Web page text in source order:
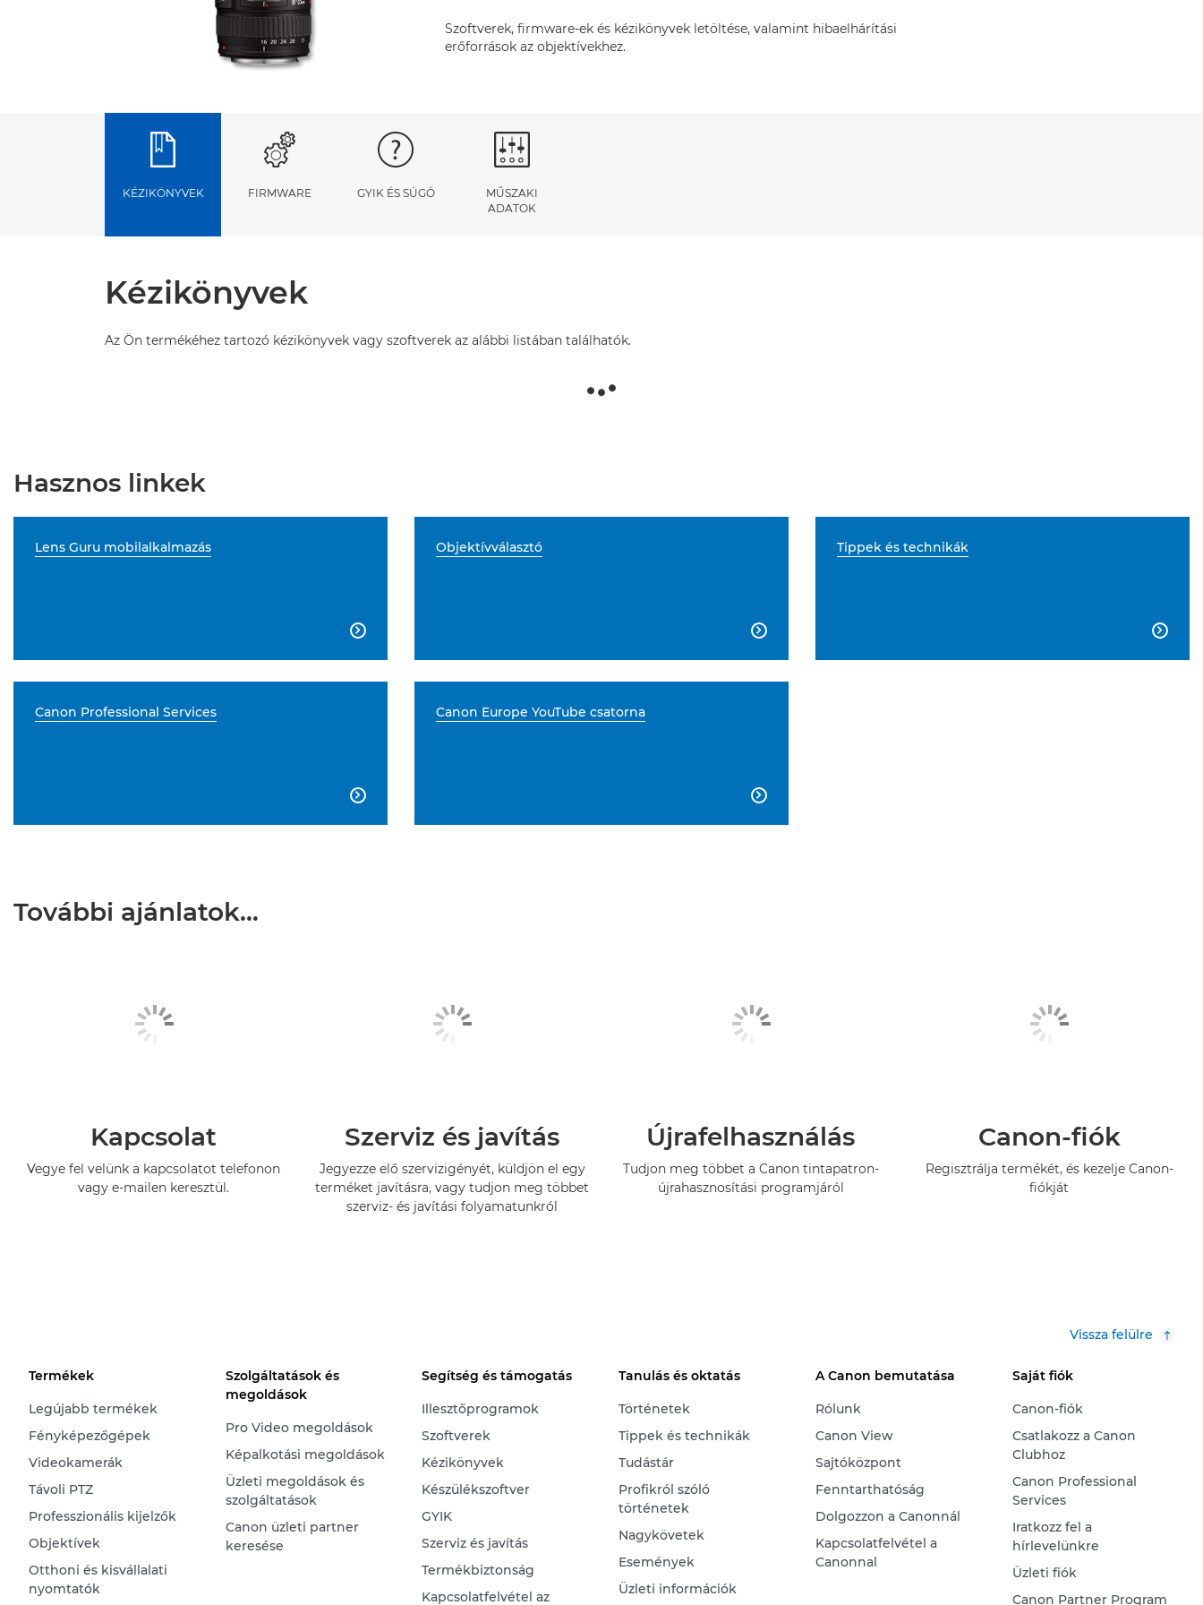
Szoftverek, firmware-ek és kézikönyvek letöltése, valamint hibaelhárítási
erőforrások az objektívekhez.
KÉZIKÖNYVEK FIRMWARE GYIK ÉS SÚGÓ
MŰSZAKI
ADATOK
Kézikönyvek
Az Ön termékéhez tartozó kézikönyvek vagy szoftverek az alábbi listában találhatók.
Hasznos linkek
Lens Guru mobilalkalmazás

Objektívválasztó

Tippek és technikák

Canon Professional Services

Canon Europe YouTube csatorna

További ajánlatok…
Kapcsolat
Vegye fel velünk a kapcsolatot telefonon
vagy e-mailen keresztül.
Szerviz és javítás
Jegyezze elő szervizigényét, küldjön el egy
terméket javításra, vagy tudjon meg többet
szerviz- és javítási folyamatunkról
Újrafelhasználás
Tudjon meg többet a Canon tintapatron-
újrahasznosítási programjáról
Canon-fiók
Regisztrálja termékét, és kezelje Canon-
fiókját
Vissza felülre
Termékek
Legújabb termékek
Fényképezőgépek
Videokamerák
Távoli PTZ
Professzionális kijelzők
Objektívek
Otthoni és kisvállalati
nyomtatók
Szolgáltatások és
megoldások
Pro Video megoldások
Képalkotási megoldások
Üzleti megoldások és
szolgáltatások
Canon üzleti partner
keresése
Segítség és támogatás
Illesztőprogramok
Szoftverek
Kézikönyvek
Készülékszoftver
GYIK
Szerviz és javítás
Termékbiztonság
Kapcsolatfelvétel az
Tanulás és oktatás
Történetek
Tippek és technikák
Tudástár
Profikról szóló
történetek
Nagykövetek
Események
Üzleti információk
A Canon bemutatása
Rólunk
Canon View
Sajtóközpont
Fenntarthatóság
Dolgozzon a Canonnál
Kapcsolatfelvétel a
Canonnal
Saját fiók
Canon-fiók
Csatlakozz a Canon
Clubhoz
Canon Professional
Services
Iratkozz fel a
hírlevelünkre
Üzleti fiók
Canon Partner Program